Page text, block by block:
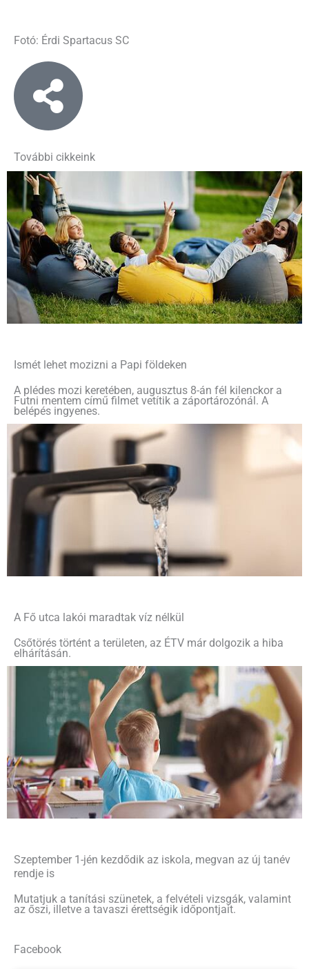
Fotó: Érdi Spartacus SC
További cikkeink
Ismét lehet mozizni a Papi földeken
A plédes mozi keretében, augusztus 8-án fél kilenckor a
Futni mentem című filmet vetítik a záportározónál. A
belépés ingyenes.
A Fő utca lakói maradtak víz nélkül
Csőtörés történt a területen, az ÉTV már dolgozik a hiba
elhárításán.
Szeptember 1-jén kezdődik az iskola, megvan az új tanév
rendje is
Mutatjuk a tanítási szünetek, a felvételi vizsgák, valamint
az őszi, illetve a tavaszi érettségik időpontjait.
Facebook